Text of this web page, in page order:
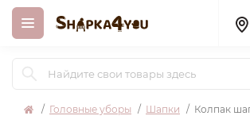
Головные уборы Шапки Колпак